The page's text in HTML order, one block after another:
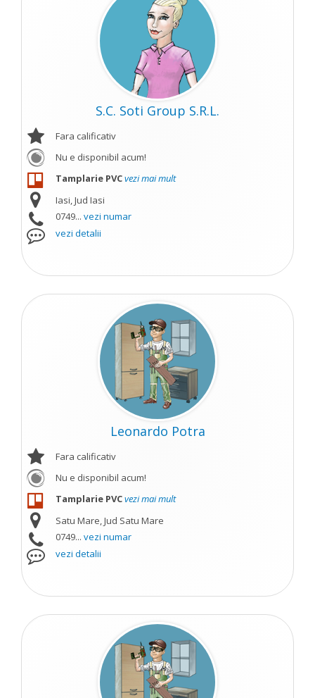
S.C. Soti Group S.R.L.
Fara calificativ
Nu e disponibil acum!
Tamplarie PVCvezi mai mult
Iasi, Jud Iasi
0749... vezi numar
vezi detalii
Leonardo Potra
Fara calificativ
Nu e disponibil acum!
Tamplarie PVCvezi mai mult
Satu Mare, Jud Satu Mare
0749... vezi numar
vezi detalii